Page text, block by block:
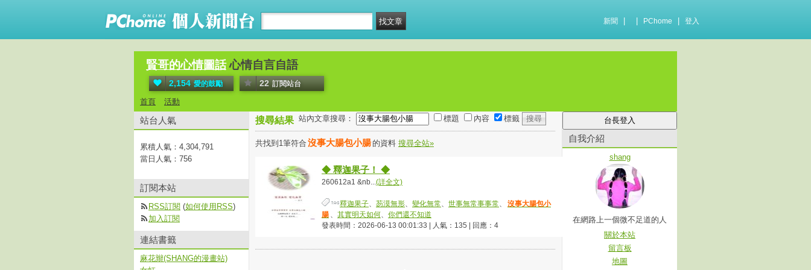
新聞 PChome 登入
賢哥的心情圖話 心情自言自語
2,154 愛的鼓勵 22 訂閱站台
首頁 活動
搜尋結果 站內文章搜尋： 標題 內容 標籤
共找到1筆符合 沒事大腸包小腸 的資料 搜尋全站»
◆ 釋迦果子！ ◆
260612a1 &nb...(詳全文)
釋迦果子、 芴漠無形、 變化無常、 世事無常事事常、
沒事大腸包小
腸 、 其實明天如何、 你們還不知道
發表時間：2026-06-13 00:01:33 | 人氣：135 | 回應：4
自我介紹
shang
在網路上一個微不足道的人
關於本站
留言板
地圖
站台人氣
累積人氣： 4,304,791
當日人氣： 756
訂閱本站
RSS訂閱 (如何使用RSS)
加入訂閱
連結書籤
麻花辮(SHANG的漫畫站)